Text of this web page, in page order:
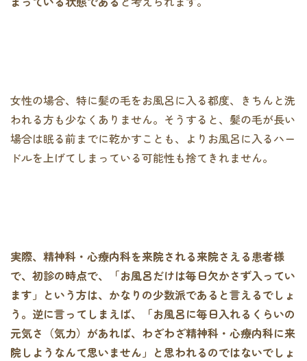
女性の場合、特に髪の毛をお風呂に入る都度、きちんと洗
われる方も少なくありません。そうすると、髪の毛が長い
場合は眠る前までに乾かすことも、よりお風呂に入るハー
ドルを上げてしまっている可能性も捨てきれません。
実際、精神科・心療内科を来院される来院さえる患者様
で、初診の時点で、「お風呂だけは毎日欠かさず入ってい
ます」という方は、かなりの少数派であると言えるでしょ
う。逆に言ってしまえば、「お風呂に毎日入れるくらいの
元気さ（気力）があれば、わざわざ精神科・心療内科に来
院しようなんて思いません」と思われるのではないでしょ